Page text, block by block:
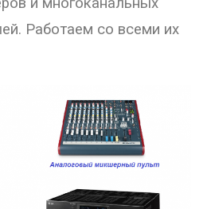
акустических систем для
помещения для
Работаем со всеми их